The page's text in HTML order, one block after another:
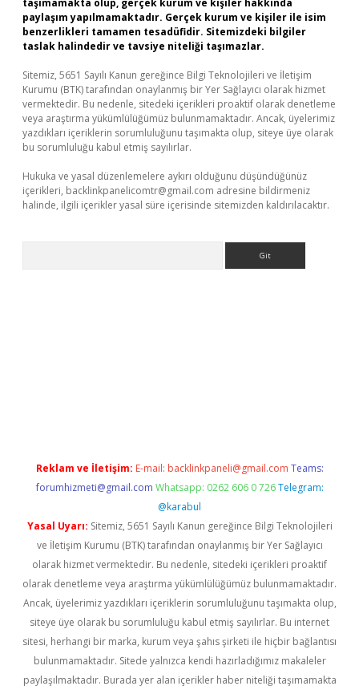
taşımamakta olup, gerçek kurum ve kişiler hakkında
paylaşım yapılmamaktadır. Gerçek kurum ve kişiler ile isim
benzerlikleri tamamen tesadüfidir. Sitemizdeki bilgiler
taslak halindedir ve tavsiye niteliği taşımazlar.
Sitemiz, 5651 Sayılı Kanun gereğince Bilgi Teknolojileri ve İletişim
Kurumu (BTK) tarafından onaylanmış bir Yer Sağlayıcı olarak hizmet
vermektedir. Bu nedenle, sitedeki içerikleri proaktif olarak denetleme
veya araştırma yükümlülüğümüz bulunmamaktadır. Ancak, üyelerimiz
yazdıkları içeriklerin sorumluluğunu taşımakta olup, siteye üye olarak
bu sorumluluğu kabul etmiş sayılırlar.
Hukuka ve yasal düzenlemelere aykırı olduğunu düşündüğünüz
içerikleri, backlinkpanelicomtr@gmail.com adresine bildirmeniz
halinde, ilgili içerikler yasal süre içerisinde sitemizden kaldırılacaktır.
Reklam ve İletişim: E-mail: backlinkpaneli@gmail.com Teams:
forumhizmeti@gmail.com Whatsapp: 0262 606 0 726 Telegram:
@karabul
Yasal Uyarı: Sitemiz, 5651 Sayılı Kanun gereğince Bilgi Teknolojileri
ve İletişim Kurumu (BTK) tarafından onaylanmış bir Yer Sağlayıcı
olarak hizmet vermektedir. Bu nedenle, sitedeki içerikleri proaktif
olarak denetleme veya araştırma yükümlülüğümüz bulunmamaktadır.
Ancak, üyelerimiz yazdıkları içeriklerin sorumluluğunu taşımakta olup,
siteye üye olarak bu sorumluluğu kabul etmiş sayılırlar. Bu internet
sitesi, herhangi bir marka, kurum veya şahıs şirketi ile hiçbir bağlantısı
bulunmamaktadır. Sitede yalnızca kendi hazırladığımız makaleler
paylaşılmaktadır. Burada yer alan içerikler haber niteliği taşımamakta